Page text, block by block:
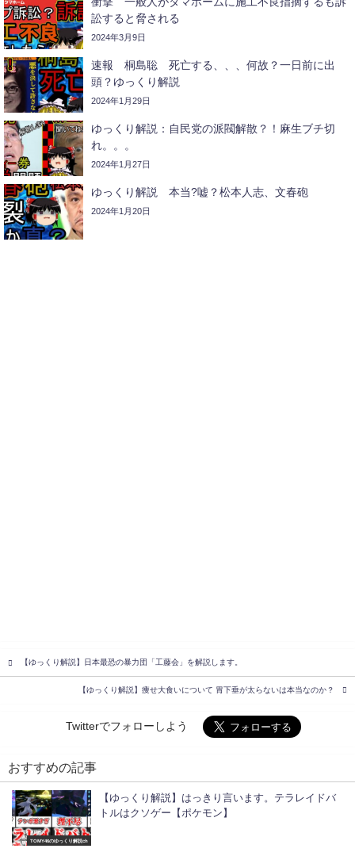
訟すると脅される
2024年3月9日
速報 桐島聡 死亡する、、、何故？一日前に出
頭？ゆっくり解説
2024年1月29日
ゆっくり解説：自民党の派閥解散？！麻生ブチ切
れ。。。
2024年1月27日
ゆっくり解説 本当?嘘？松本人志、文春砲
2024年1月20日
【ゆっくり解説】日本最恐の暴力団「工藤会」を解説します。
【ゆっくり解説】痩せ大食いについて 胃下垂が太らないは本当なのか？
Twitterでフォローしよう
おすすめの記事
TOMY46のゆっくり解説ch
【ゆっくり解説】はっきり言います。テラレイドバ
トルはクソゲー【ポケモン】